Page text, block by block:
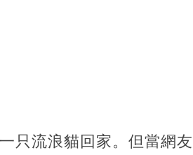
只流浪貓回家。但當網